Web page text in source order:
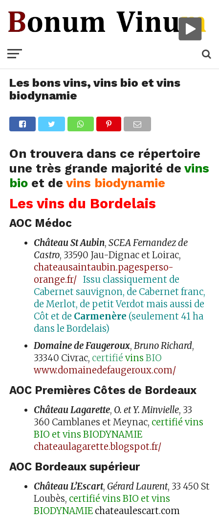
Les bons vins, vins bio et vins
biodynamie
On trouvera dans ce répertoire
une très grande majorité de vins
bioet de vins biodynamie
Les vins du Bordelais
AOC Médoc
Château St Aubin, SCEA Fernandez de
Castro, 33590 Jau-Dignac et Loirac,
chateausaintaubin.pagesperso-
orange.fr/ Issu classiquement de
Cabernet sauvignon, de Cabernet franc,
de Merlot, de petit Verdot mais aussi de
Côt et de Carmenère (seulement 41 ha
dans le Bordelais)
Domaine de Faugeroux, Bruno Richard,
33340 Civrac, certifié vins BIO
www.domainedefaugeroux.com/
AOC Premières Côtes de Bordeaux
Château Lagarette, O. et Y. Minvielle, 33
360 Camblanes et Meynac, certifié vins
BIO et vins BIODYNAMIE
chateaulagarette.blogspot.fr/
AOC Bordeaux supérieur
Château L’Escart, Gérard Laurent, 33 450 St
Loubès, certifié vins BIO et vins
BIODYNAMIE chateaulescart.com